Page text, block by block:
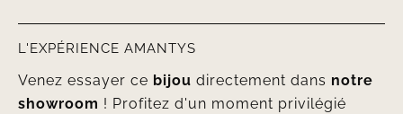
L'EXPÉRIENCE AMANTYS
Venez essayer ce bijou directement dans notre
showroom ! Profitez d'un moment privilégié